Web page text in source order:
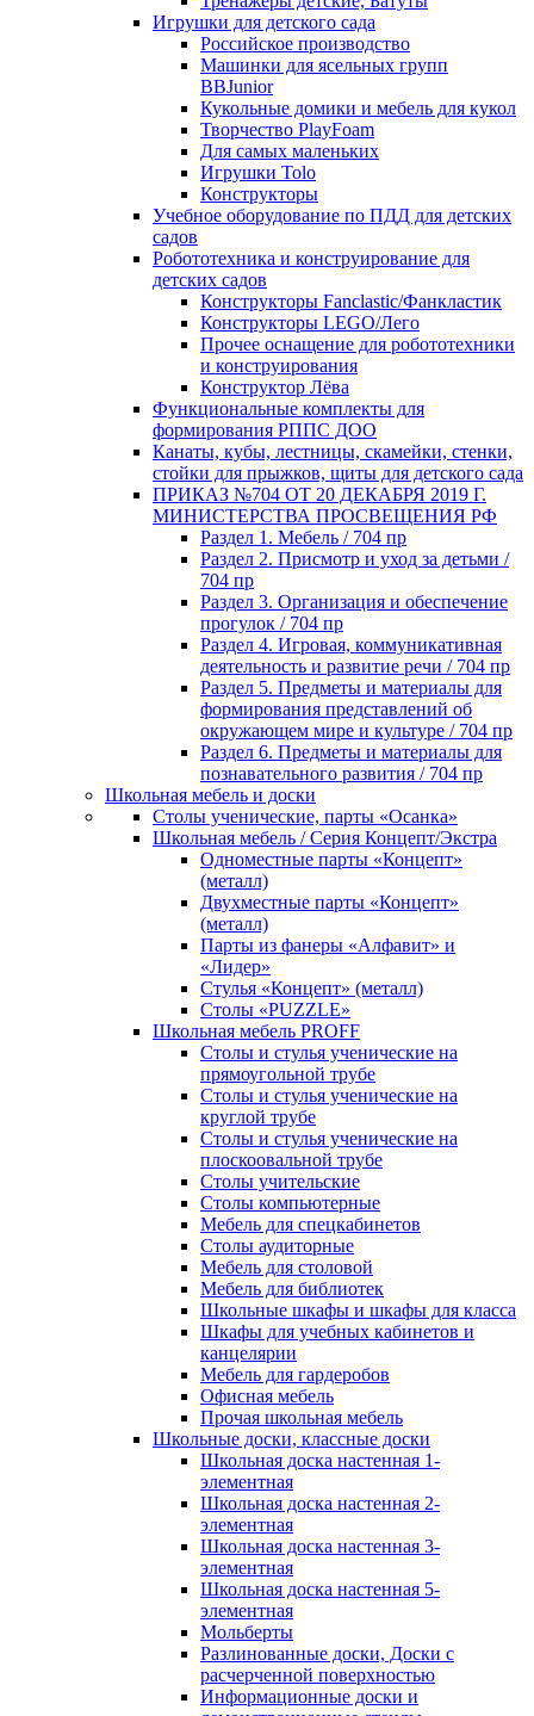
Игрушки для детского сада
Российское производство
Машинки для ясельных групп
BBJunior
Кукольные домики и мебель для кукол
Творчество PlayFoam
Для самых маленьких
Игрушки Tolo
Конструкторы
Учебное оборудование по ПДД для детских
садов
Робототехника и конструирование для
детских садов
Конструкторы Fanclastic/Фанкластик
Конструкторы LEGO/Лего
Прочее оснащение для робототехники
и конструирования
Конструктор Лёва
Функциональные комплекты для
формирования РППС ДОО
Канаты, кубы, лестницы, скамейки, стенки,
стойки для прыжков, щиты для детского сада
ПРИКАЗ №704 ОТ 20 ДЕКАБРЯ 2019 Г.
МИНИСТЕРСТВА ПРОСВЕЩЕНИЯ РФ
Раздел 1. Мебель / 704 пр
Раздел 2. Присмотр и уход за детьми /
704 пр
Раздел 3. Организация и обеспечение
прогулок / 704 пр
Раздел 4. Игровая, коммуникативная
деятельность и развитие речи / 704 пр
Раздел 5. Предметы и материалы для
формирования представлений об
окружающем мире и культуре / 704 пр
Раздел 6. Предметы и материалы для
познавательного развития / 704 пр
Школьная мебель и доски
Столы ученические, парты «Осанка»
Школьная мебель / Серия Концепт/Экстра
Одноместные парты «Концепт»
(металл)
Двухместные парты «Концепт»
(металл)
Парты из фанеры «Алфавит» и
«Лидер»
Стулья «Концепт» (металл)
Столы «PUZZLE»
Школьная мебель PROFF
Столы и стулья ученические на
прямоугольной трубе
Столы и стулья ученические на
круглой трубе
Столы и стулья ученические на
плоскоовальной трубе
Столы учительские
Столы компьютерные
Мебель для спецкабинетов
Столы аудиторные
Мебель для столовой
Мебель для библиотек
Школьные шкафы и шкафы для класса
Шкафы для учебных кабинетов и
канцелярии
Мебель для гардеробов
Офисная мебель
Прочая школьная мебель
Школьные доски, классные доски
Школьная доска настенная 1-
элементная
Школьная доска настенная 2-
элементная
Школьная доска настенная 3-
элементная
Школьная доска настенная 5-
элементная
Мольберты
Разлинованные доски, Доски с
расчерченной поверхностью
Информационные доски и